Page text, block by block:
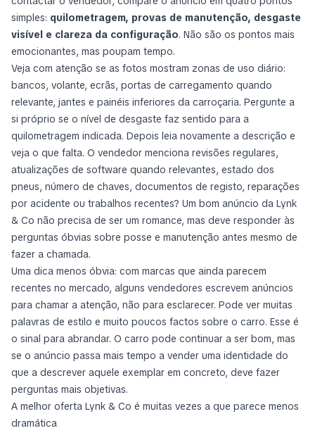
simples: quilometragem, provas de manutenção, desgaste
visível e clareza da configuração. Não são os pontos mais
emocionantes, mas poupam tempo.
Veja com atenção se as fotos mostram zonas de uso diário:
bancos, volante, ecrãs, portas de carregamento quando
relevante, jantes e painéis inferiores da carroçaria. Pergunte a
si próprio se o nível de desgaste faz sentido para a
quilometragem indicada. Depois leia novamente a descrição e
veja o que falta. O vendedor menciona revisões regulares,
atualizações de software quando relevantes, estado dos
pneus, número de chaves, documentos de registo, reparações
por acidente ou trabalhos recentes? Um bom anúncio da Lynk
& Co não precisa de ser um romance, mas deve responder às
perguntas óbvias sobre posse e manutenção antes mesmo de
fazer a chamada.
Uma dica menos óbvia: com marcas que ainda parecem
recentes no mercado, alguns vendedores escrevem anúncios
para chamar a atenção, não para esclarecer. Pode ver muitas
palavras de estilo e muito poucos factos sobre o carro. Esse é
o sinal para abrandar. O carro pode continuar a ser bom, mas
se o anúncio passa mais tempo a vender uma identidade do
que a descrever aquele exemplar em concreto, deve fazer
perguntas mais objetivas.
A melhor oferta Lynk & Co é muitas vezes a que parece menos
dramática